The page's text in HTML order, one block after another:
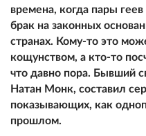
времена, когда пары
брак на законных
странах. Кому-то это
кощунством, а кто-то
что давно пора. Бывший
Натан Монк, составил
показывающих, как
прошлом.